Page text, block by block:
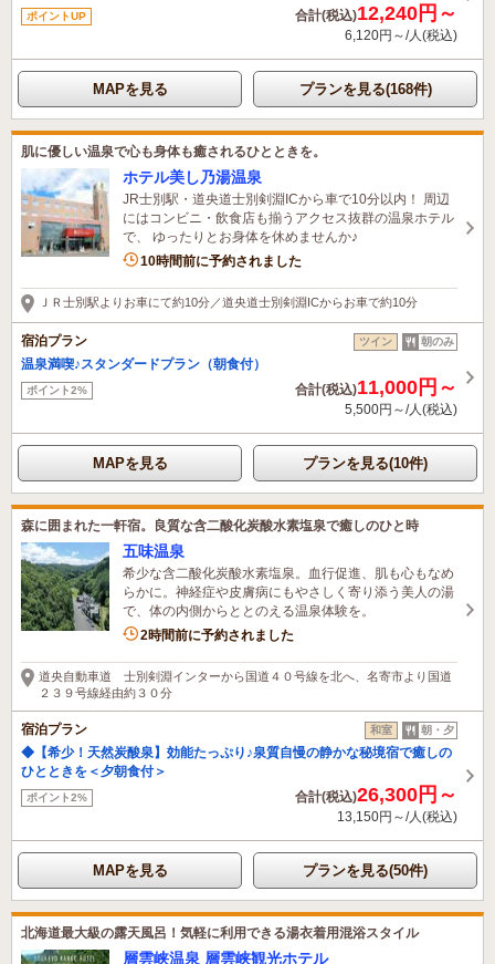
ポイントUP 合計(税込)12,240円～
6,120円～/人(税込)
MAPを見る プランを見る(168件)
肌に優しい温泉で心も身体も癒されるひとときを。
ホテル美し乃湯温泉
JR士別駅・道央道士別剣淵ICから車で10分以内！ 周辺
にはコンビニ・飲食店も揃うアクセス抜群の温泉ホテル
で、 ゆったりとお身体を休めませんか♪
2名がこの宿を見ています
10時間前に予約されました
ＪＲ士別駅よりお車にて約10分／道央道士別剣淵ICからお車で約10分
宿泊プラン ツイン 朝のみ
温泉満喫♪スタンダードプラン（朝食付）
ポイント2% 合計(税込)11,000円～
5,500円～/人(税込)
MAPを見る プランを見る(10件)
森に囲まれた一軒宿。良質な含二酸化炭酸水素塩泉で癒しのひと時
五味温泉
希少な含二酸化炭酸水素塩泉。血行促進、肌も心もなめ
らかに。神経症や皮膚病にもやさしく寄り添う美人の湯
で、体の内側からととのえる温泉体験を。
2時間前に予約されました
道央自動車道 士別剣淵インターから国道４０号線を北へ、名寄市より国道
２３９号線経由約３０分
宿泊プラン 和室 朝・夕
◆【希少！天然炭酸泉】効能たっぷり♪泉質自慢の静かな秘境宿で癒しの
ひとときを＜夕朝食付＞
ポイント2% 合計(税込)26,300円～
13,150円～/人(税込)
MAPを見る プランを見る(50件)
北海道最大級の露天風呂！気軽に利用できる湯衣着用混浴スタイル
層雲峡温泉 層雲峡観光ホテル